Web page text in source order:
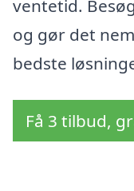
ventetid.
og gør det
bedste
Få 3 tilbud,